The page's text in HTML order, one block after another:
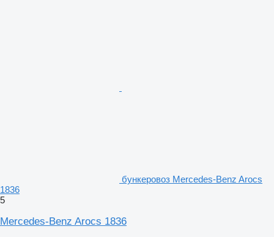
бункеровоз Mercedes-Benz Arocs
1836
5
Mercedes-Benz Arocs 1836